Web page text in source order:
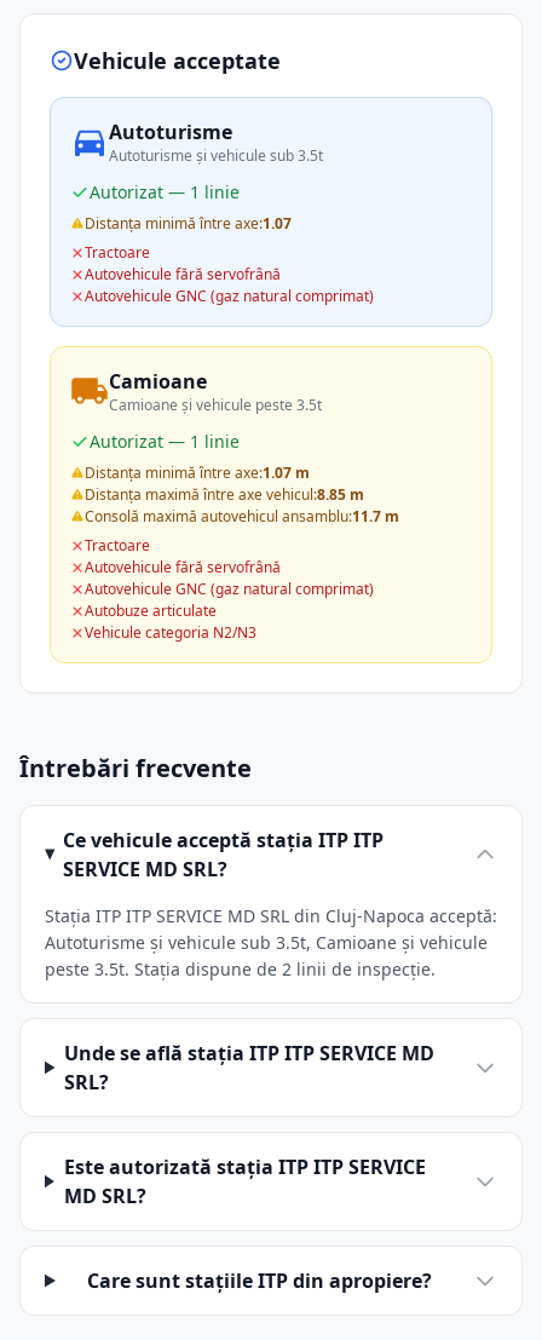
Vehicule acceptate
Autoturisme
Autoturisme și vehicule sub 3.5t
Autorizat — 1 linie
Distanța minimă între axe:1.07
Tractoare
Autovehicule fără servofrână
Autovehicule GNC (gaz natural comprimat)
Camioane
Camioane și vehicule peste 3.5t
Autorizat — 1 linie
Distanța minimă între axe:1.07 m
Distanța maximă între axe vehicul:8.85 m
Consolă maximă autovehicul ansamblu:11.7 m
Tractoare
Autovehicule fără servofrână
Autovehicule GNC (gaz natural comprimat)
Autobuze articulate
Vehicule categoria N2/N3
Întrebări frecvente
Ce vehicule acceptă stația ITP ITP
SERVICE MD SRL?
Stația ITP ITP SERVICE MD SRL din Cluj-Napoca acceptă:
Autoturisme și vehicule sub 3.5t, Camioane și vehicule
peste 3.5t. Stația dispune de 2 linii de inspecție.
Unde se află stația ITP ITP SERVICE MD
SRL?
Este autorizată stația ITP ITP SERVICE
MD SRL?
Care sunt stațiile ITP din apropiere?